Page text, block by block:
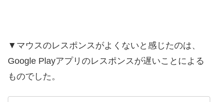
▼マウスのレスポンスがよくないと感じたのは、
Google Playアプリのレスポンスが遅いことによる
ものでした。